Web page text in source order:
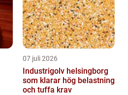
07 juli 2026
Industrigolv helsingborg
som klarar hög belastning
och tuffa krav